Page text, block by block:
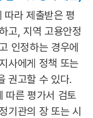
라 제출받은 평
고, 지역 고용안정
인정하는 경우에
사에게 정책 또는
권고할 수 있다.
른 평가서 검토
기관의 장 또는 시